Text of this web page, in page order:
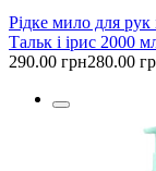
Рідке мило для
Тальк і ірис 2000
290.00 грн280.00